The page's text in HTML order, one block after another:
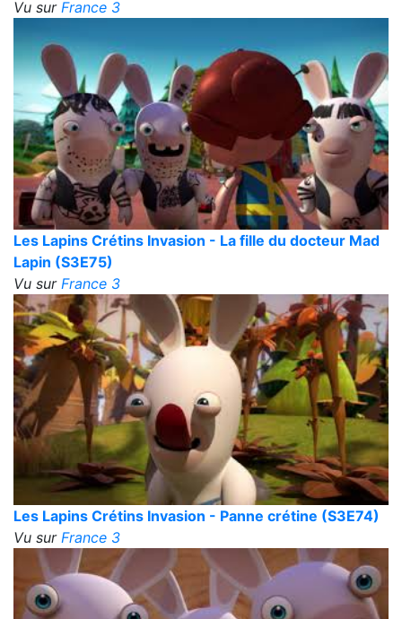
Vu sur France 3
Les Lapins Crétins Invasion - La fille du docteur Mad
Lapin (S3E75)
Vu sur France 3
Les Lapins Crétins Invasion - Panne crétine (S3E74)
Vu sur France 3